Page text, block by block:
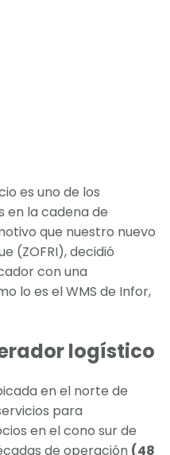
es uno de los
en la cadena de
que nuestro nuevo
(ZOFRI), decidió
con una
lo es el WMS de Infor,
logístico
en el norte de
para
en el cono sur de
de operación (48